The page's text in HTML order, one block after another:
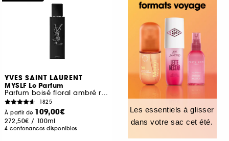
YVES SAINT LAURENT
MYSLF Le Parfum
Parfum boisé floral ambré rechargeable pour homme
1825
À partir de 109,00€
272,50€ / 100ml
4 contenances disponibles
Les essentiels à glisser
dans votre sac cet été.